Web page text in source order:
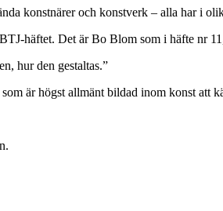
konstnärer och konstverk – alla har i
häftet. Det är Bo Blom som i häfte nr
hur den gestaltas.”
är högst allmänt bildad inom konst att